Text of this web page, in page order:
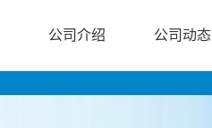
公司介绍 公司动态